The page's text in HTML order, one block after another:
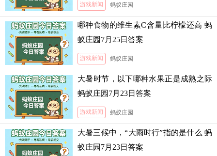
游戏新闻 蚂蚁庄园
哪种食物的维生素C含量比柠檬还高 蚂
蚁庄园7月25日答案
游戏新闻 蚂蚁庄园
大暑时节，以下哪种水果正是成熟之际
蚂蚁庄园7月23日答案
游戏新闻 蚂蚁庄园
大暑三候中，“大雨时行”指的是什么 蚂
蚁庄园7月23日答案